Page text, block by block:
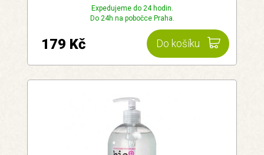
Expedujeme do 24 hodin.
Do 24h na pobočce Praha.
Do košíku
179 Kč